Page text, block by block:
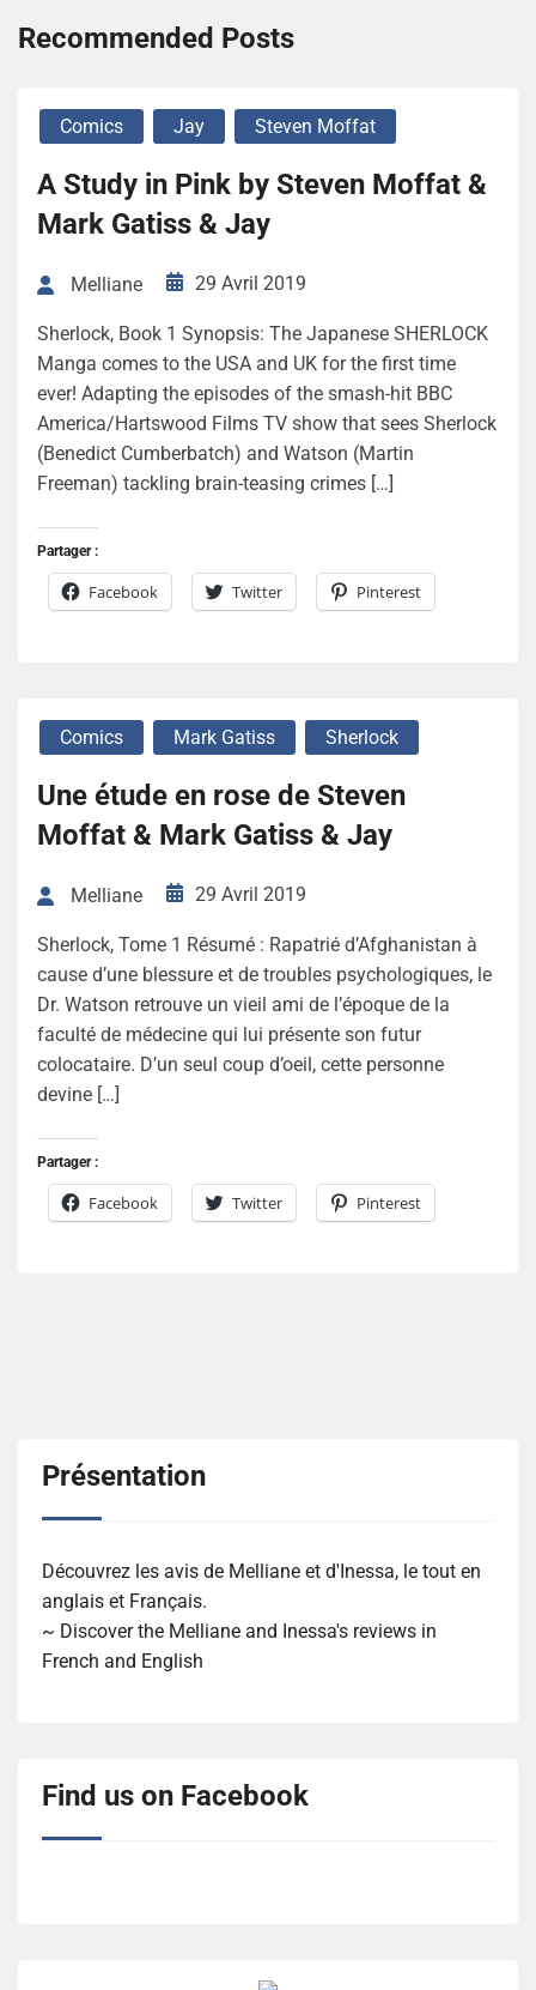
Recommended Posts
Comics Jay Steven Moffat
A Study in Pink by Steven Moffat &
Mark Gatiss & Jay
Melliane 29 Avril 2019
Sherlock, Book 1 Synopsis: The Japanese SHERLOCK
Manga comes to the USA and UK for the first time
ever! Adapting the episodes of the smash-hit BBC
America/Hartswood Films TV show that sees Sherlock
(Benedict Cumberbatch) and Watson (Martin
Freeman) tackling brain-teasing crimes […]
Partager :
Facebook Twitter Pinterest
Comics Mark Gatiss Sherlock
Une étude en rose de Steven
Moffat & Mark Gatiss & Jay
Melliane 29 Avril 2019
Sherlock, Tome 1 Résumé : Rapatrié d’Afghanistan à
cause d’une blessure et de troubles psychologiques, le
Dr. Watson retrouve un vieil ami de l’époque de la
faculté de médecine qui lui présente son futur
colocataire. D’un seul coup d’oeil, cette personne
devine […]
Partager :
Facebook Twitter Pinterest
Présentation
Découvrez les avis de Melliane et d'Inessa, le tout en
anglais et Français.
~ Discover the Melliane and Inessa's reviews in
French and English
Find us on Facebook